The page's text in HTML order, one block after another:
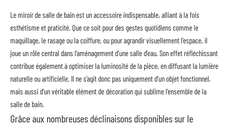
Le miroir de salle de bain est un accessoire indispensable, alliant à la fois
esthétisme et praticité. Que ce soit pour des gestes quotidiens comme le
maquillage, le rasage ou la coiffure, ou pour agrandir visuellement l’espace, il
joue un rôle central dans l’aménagement d’une salle d’eau. Son effet réfléchissant
contribue également à optimiser la luminosité de la pièce, en diffusant la lumière
naturelle ou artificielle. Il ne s’agit donc pas uniquement d’un objet fonctionnel,
mais aussi d’un véritable élément de décoration qui sublime l’ensemble de la
salle de bain.
Grâce aux nombreuses déclinaisons disponibles sur le